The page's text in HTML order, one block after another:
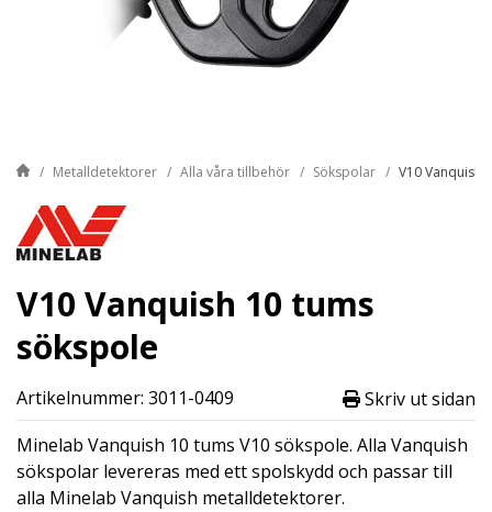
Metalldetektorer Alla våra tillbehör Sökspolar V10 Vanquish
V10 Vanquish 10 tums
sökspole
Artikelnummer: 3011-0409
Skriv ut sidan
Minelab Vanquish 10 tums V10 sökspole. Alla Vanquish
sökspolar levereras med ett spolskydd och passar till
alla Minelab Vanquish metalldetektorer.